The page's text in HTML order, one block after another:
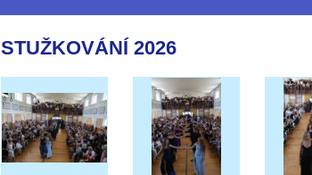
STUŽKOVÁNÍ 2026